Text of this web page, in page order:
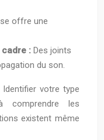
offre une
: Des joints
du son.
votre type
les
existent même